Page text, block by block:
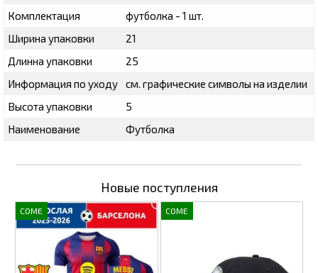
Комплектация
футболка - 1 шт.
Ширина упаковки
21
Длинна упаковки
25
Информация по уходу
см. графические символы на изделии
Высота упаковки
5
Наименование
Футболка
Новые поступления
COME COME